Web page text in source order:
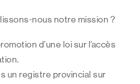
nous notre mission ?
d’une loi sur l’accès
un registre provincial sur